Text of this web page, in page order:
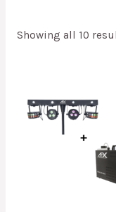
Showing all 10